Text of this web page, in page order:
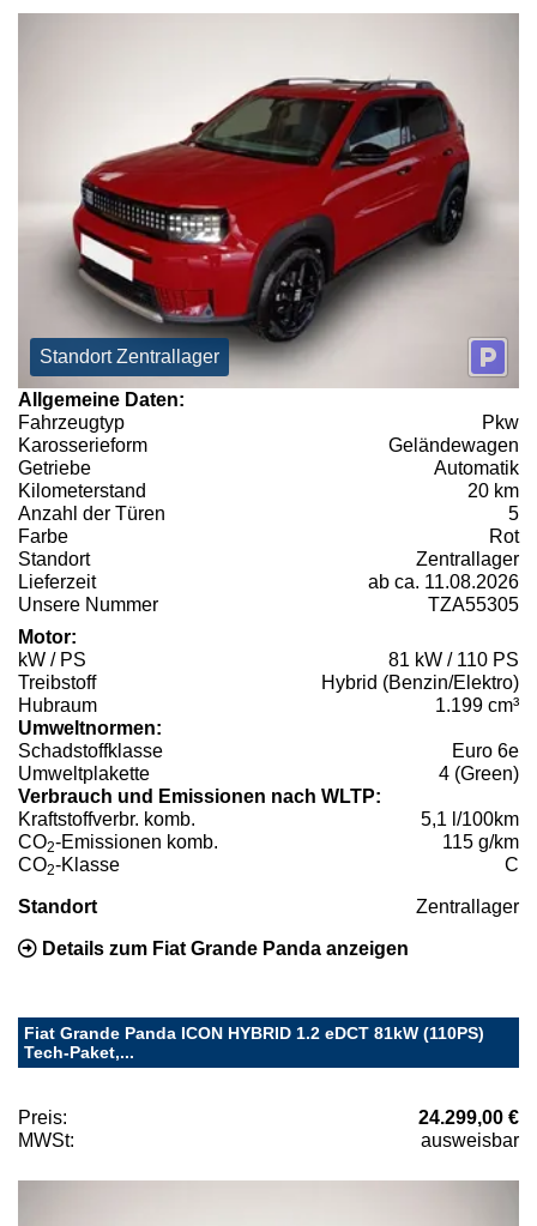
Standort Zentrallager
Allgemeine Daten:
Fahrzeugtyp
Pkw
Karosserieform
Geländewagen
Getriebe
Automatik
Kilometerstand
20 km
Anzahl der Türen
5
Farbe
Rot
Standort
Zentrallager
Lieferzeit
ab ca. 11.08.2026
Unsere Nummer
TZA55305
Motor:
kW / PS
81 kW / 110 PS
Treibstoff
Hybrid (Benzin/Elektro)
Hubraum
1.199 cm³
Umweltnormen:
Schadstoffklasse
Euro 6e
Umweltplakette
4 (Green)
Verbrauch und Emissionen nach WLTP:
Kraftstoffverbr. komb.
5,1 l/100km
CO2-Emissionen komb.
115 g/km
CO2-Klasse C
Standort Zentrallager
Details zum Fiat Grande Panda anzeigen
Fiat Grande Panda ICON HYBRID 1.2 eDCT 81kW (110PS)
Tech-Paket,...
Preis:
24.299,00 €
MWSt:
ausweisbar